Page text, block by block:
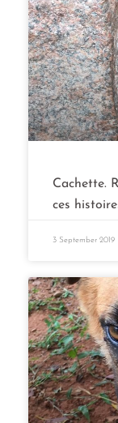
Cachette.
ces
3 September 2019